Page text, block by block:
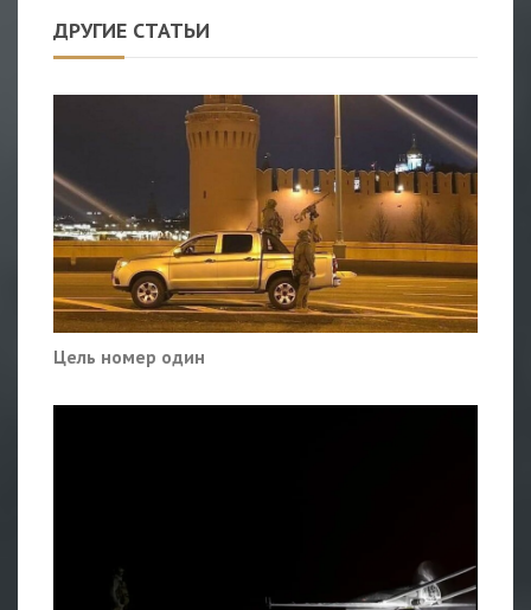
ДРУГИЕ СТАТЬИ
Цель номер один